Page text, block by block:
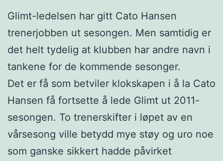
Glimt-ledelsen har gitt Cato Hansen
trenerjobben ut sesongen. Men samtidig er
det helt tydelig at klubben har andre navn i
tankene for de kommende sesonger.
Det er få som betviler klokskapen i å la Cato
Hansen få fortsette å lede Glimt ut 2011-
sesongen. To trenerskifter i løpet av en
vårsesong ville betydd mye støy og uro noe
som ganske sikkert hadde påvirket